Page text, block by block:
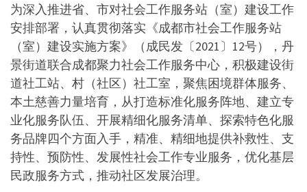
为深入推进省、市对社会工作服务站（室）建设工作
安排部署，认真贯彻落实《成都市社会工作服务站
（室）建设实施方案》（成民发〔2021〕12号），丹
景街道联合成都聚力社会工作服务中心，积极建设街
道社工站、村（社区）社工室，聚焦困境群体服务、
本土慈善力量培育，从打造标准化服务阵地、建立专
业化服务队伍、开展精细化服务清单、探索特色化服
务品牌四个方面入手，精准、精细地提供补救性、支
持性、预防性、发展性社会工作专业服务，优化基层
民政服务方式，推动社区发展治理。